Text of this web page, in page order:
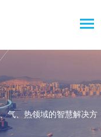
气、热领域的智慧解决方